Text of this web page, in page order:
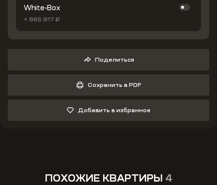
White-Box
+ 865 917 ₽
Поделиться
Сохранить в PDF
Добавить в избранное
ПОХОЖИЕ КВАРТИРЫ 4